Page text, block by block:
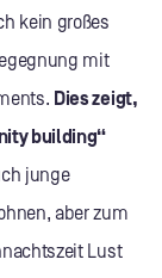
kein großes
mit
Dies zeigt,
building“
junge
aber zum
Lust